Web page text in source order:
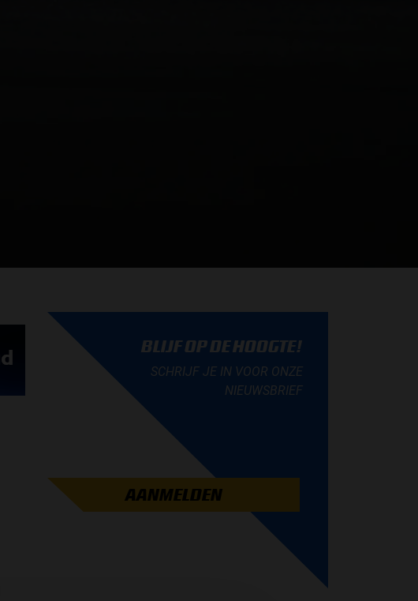
BLIJF OP DE HOOGTE!
SCHRIJF JE IN VOOR ONZE
NIEUWSBRIEF
AANMELDEN